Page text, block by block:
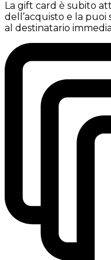
La gift card è subito
dell’acquisto e la puoi
al destinatario